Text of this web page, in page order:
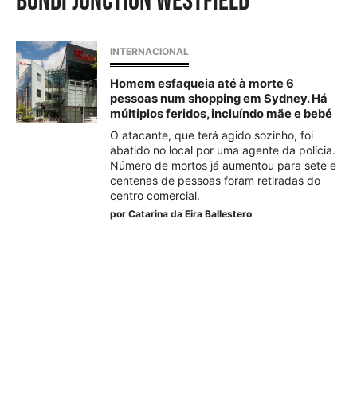
INTERNACIONAL
Homem esfaqueia até à morte 6
pessoas num shopping em Sydney. Há
múltiplos feridos, incluíndo mãe e bebé
O atacante, que terá agido sozinho, foi
abatido no local por uma agente da polícia.
Número de mortos já aumentou para sete e
centenas de pessoas foram retiradas do
centro comercial.
por Catarina da Eira Ballestero